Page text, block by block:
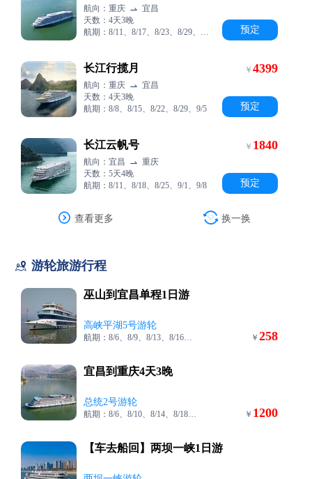
航向：重庆  宜昌
天数：4天3晚
航期：8/11、8/17、8/23、8/29、9/10
预定
长江行揽月
航向：重庆  宜昌
天数：4天3晚
航期：8/8、8/15、8/22、8/29、9/5
￥4399
预定
长江云帆号
航向：宜昌  重庆
天数：5天4晚
航期：8/11、8/18、8/25、9/1、9/8
￥ 1840
预定
 查看更多  换一换
 游轮旅游行程
巫山到宜昌单程1日游
高峡平湖5号游轮
航期：8/6、8/9、8/13、8/16、8/20 ￥258
宜昌到重庆4天3晚
总统2号游轮
航期：8/6、8/10、8/14、8/18、8/22 ￥ 1200
【车去船回】两坝一峡1日游